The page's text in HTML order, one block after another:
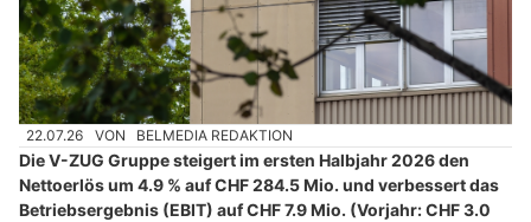
22.07.26 VON BELMEDIA REDAKTION
Die V-ZUG Gruppe steigert im ersten Halbjahr 2026 den
Nettoerlös um 4.9 % auf CHF 284.5 Mio. und verbessert das
Betriebsergebnis (EBIT) auf CHF 7.9 Mio. (Vorjahr: CHF 3.0